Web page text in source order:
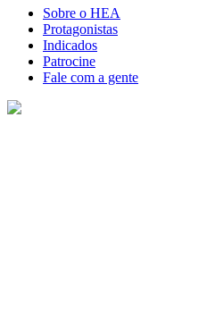
Sobre o HEA
Protagonistas
Indicados
Patrocine
Fale com a gente